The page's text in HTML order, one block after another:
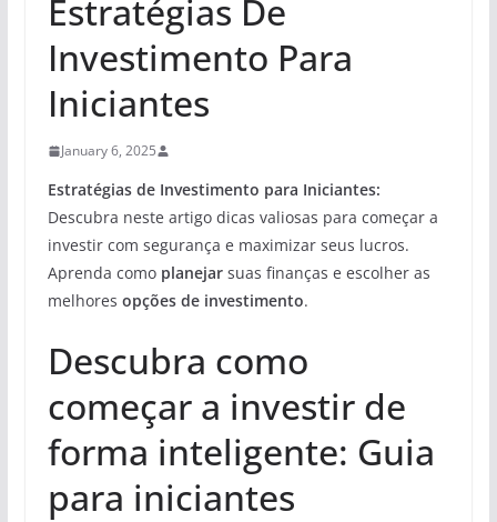
Estratégias De
Investimento Para
Iniciantes
January 6, 2025
Estratégias de Investimento para Iniciantes:
Descubra neste artigo dicas valiosas para começar a
investir com segurança e maximizar seus lucros.
Aprenda como planejarsuas finanças e escolher as
melhores opções de investimento.
Descubra como
começar a investir de
forma inteligente: Guia
para iniciantes